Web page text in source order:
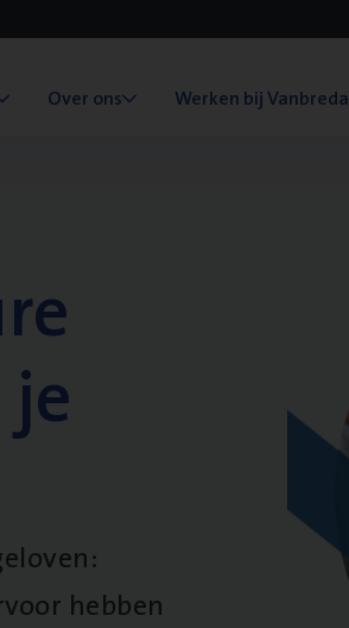
Over ons Werken bij Vanbreda
hebben